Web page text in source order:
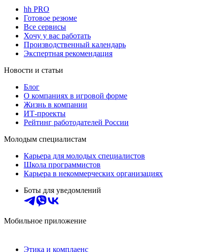
hh PRO
Готовое резюме
Все сервисы
Хочу у вас работать
Производственный календарь
Экспертная рекомендация
Новости и статьи
Блог
О компаниях в игровой форме
Жизнь в компании
ИТ-проекты
Рейтинг работодателей России
Молодым специалистам
Карьера для молодых специалистов
Школа программистов
Карьера в некоммерческих организациях
Боты для уведомлений
Мобильное приложение
Этика и комплаенс